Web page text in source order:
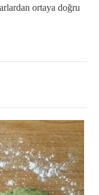
ortaya doğru